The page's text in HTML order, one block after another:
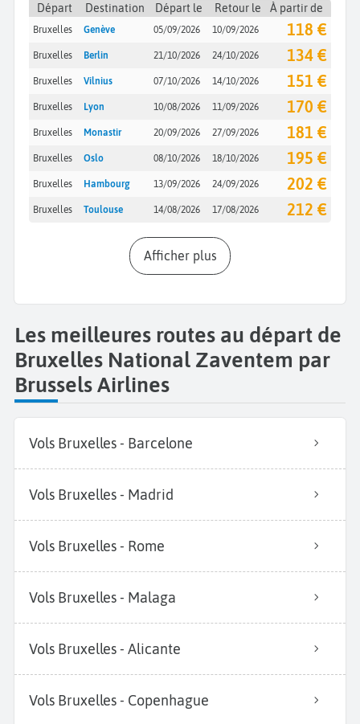
Départ
Destination Départ le Retour le À partir de
Bruxelles Genève 05/09/2026 10/09/2026 118 €
Bruxelles Berlin 21/10/2026 24/10/2026 134 €
Bruxelles Vilnius 07/10/2026 14/10/2026 151 €
Bruxelles Lyon 10/08/2026 11/09/2026 170 €
Bruxelles Monastir 20/09/2026 27/09/2026 181 €
Bruxelles Oslo 08/10/2026 18/10/2026 195 €
Bruxelles Hambourg 13/09/2026 24/09/2026 202 €
Bruxelles Toulouse 14/08/2026 17/08/2026 212 €
Afficher plus
Les meilleures routes au départ de
Bruxelles National Zaventem par
Brussels Airlines
Vols Bruxelles - Barcelone
Vols Bruxelles - Madrid
Vols Bruxelles - Rome
Vols Bruxelles - Malaga
Vols Bruxelles - Alicante
Vols Bruxelles - Copenhague